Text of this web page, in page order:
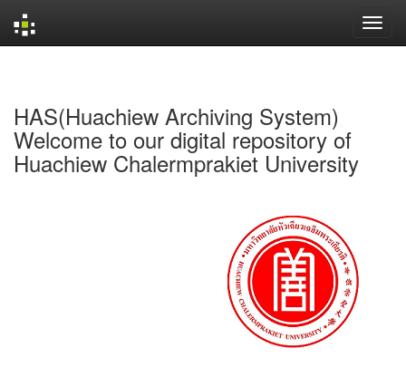
HAS(Huachiew Archiving System)
Welcome to our digital repository of
Huachiew Chalermprakiet University